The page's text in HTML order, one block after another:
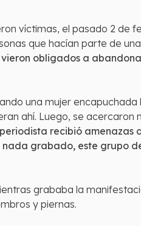
víctimas, el pasado 2 de
que hacían parte de
vieron obligados a
una mujer encapuchada
ahí. Luego, se acercaron
recibió amenazas
grabado, este grupo
grababa la
y piernas.